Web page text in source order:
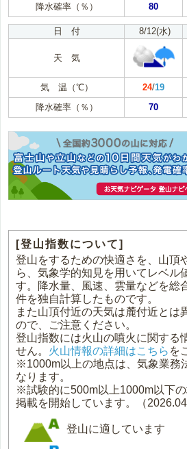
降水確率（％）
80
日 付 8/12(水)
天 気
気 温（℃） 24/19
降水確率（％）
70
[登山指数について]
登山をするための快適さを、山頂
ら、気象学的知見を用いてレベル
す。降水量、風速、雲量などを総
件を独自計算したものです。
また山頂付近の天気は麓付近とは
ので、ご注意ください。
登山指数には火山の噴火に関する
せん。 火山情報の詳細はこちら を
※1000m以上の地点は、気象業務
なります。
※試験的に500m以上1000m以下
掲載を開始しています。（
登山に適しています